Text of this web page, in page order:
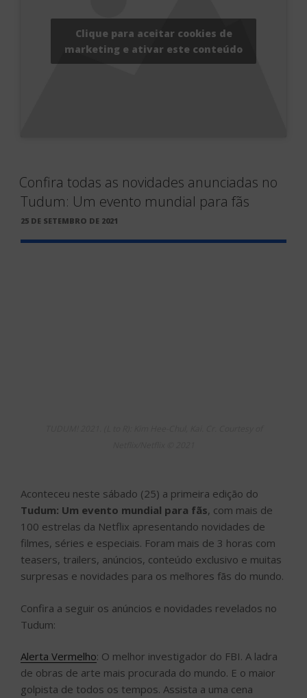
Clique para aceitar cookies de
marketing e ativar este conteúdo
Confira todas as novidades anunciadas no
Tudum: Um evento mundial para fãs
PUBLICADO
25 DE SETEMBRO DE 2021
Aconteceu neste sábado (25) a primeira edição do
Tudum: Um evento mundial para fãs, com mais de
100 estrelas da Netflix apresentando novidades de
filmes, séries e especiais. Foram mais de 3 horas com
teasers, trailers, anúncios, conteúdo exclusivo e muitas
surpresas e novidades para os melhores fãs do mundo.
Confira a seguir os anúncios e novidades revelados no
Tudum:
Alerta Vermelho: O melhor investigador do FBI. A ladra
de obras de arte mais procurada do mundo. E o maior
golpista de todos os tempos. Assista a uma cena